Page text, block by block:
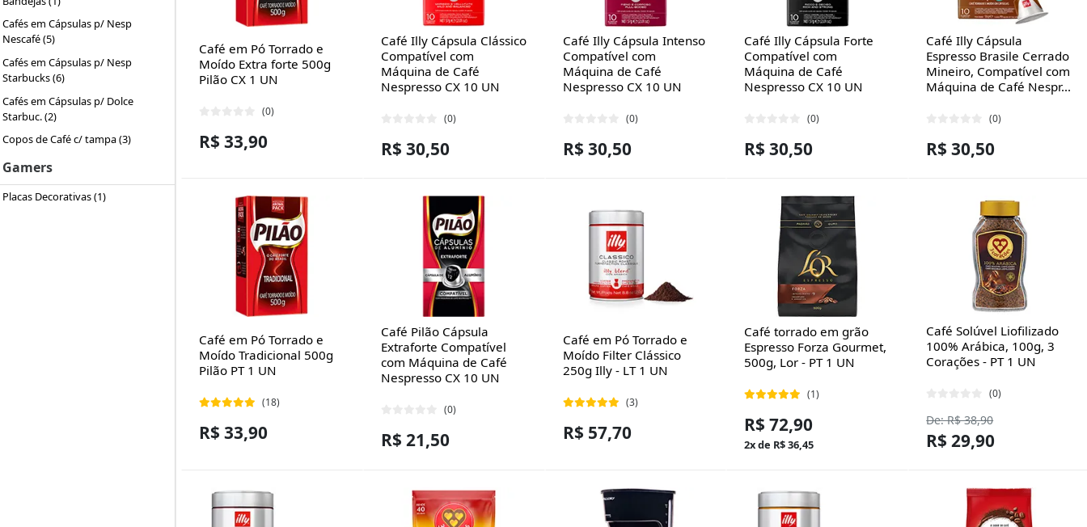
Cafés em Cápsulas p/ Nesp
Nescafé (5)
Cafés em Cápsulas p/ Nesp
Starbucks (6)
Cafés em Cápsulas p/ Dolce
Starbuc. (2)
Copos de Café c/ tampa (3)
Gamers
Placas Decorativas (1)
Café em Pó Torrado e
Moído Extra forte 500g
Pilão CX 1 UN
(0)
R$ 33,90
Café Illy Cápsula Clássico
Compatível com
Máquina de Café
Nespresso CX 10 UN
(0)
R$ 30,50
Café Illy Cápsula Intenso
Compatível com
Máquina de Café
Nespresso CX 10 UN
(0)
R$ 30,50
Café Illy Cápsula Forte
Compatível com
Máquina de Café
Nespresso CX 10 UN
(0)
R$ 30,50
Café Illy Cápsula
Espresso Brasile Cerrado
Mineiro, Compatível com
Máquina de Café Nespr...
(0)
R$ 30,50
Café em Pó Torrado e
Moído Tradicional 500g
Pilão PT 1 UN
(18)
R$ 33,90
Café Pilão Cápsula
Extraforte Compatível
com Máquina de Café
Nespresso CX 10 UN
(0)
R$ 21,50
Café em Pó Torrado e
Moído Filter Clássico
250g Illy - LT 1 UN
(3)
R$ 57,70
Café torrado em grão
Espresso Forza Gourmet,
500g, Lor - PT 1 UN
(1)
R$ 72,90
2x de R$ 36,45
Café Solúvel Liofilizado
100% Arábica, 100g, 3
Corações - PT 1 UN
(0)
De: R$ 38,90
R$ 29,90